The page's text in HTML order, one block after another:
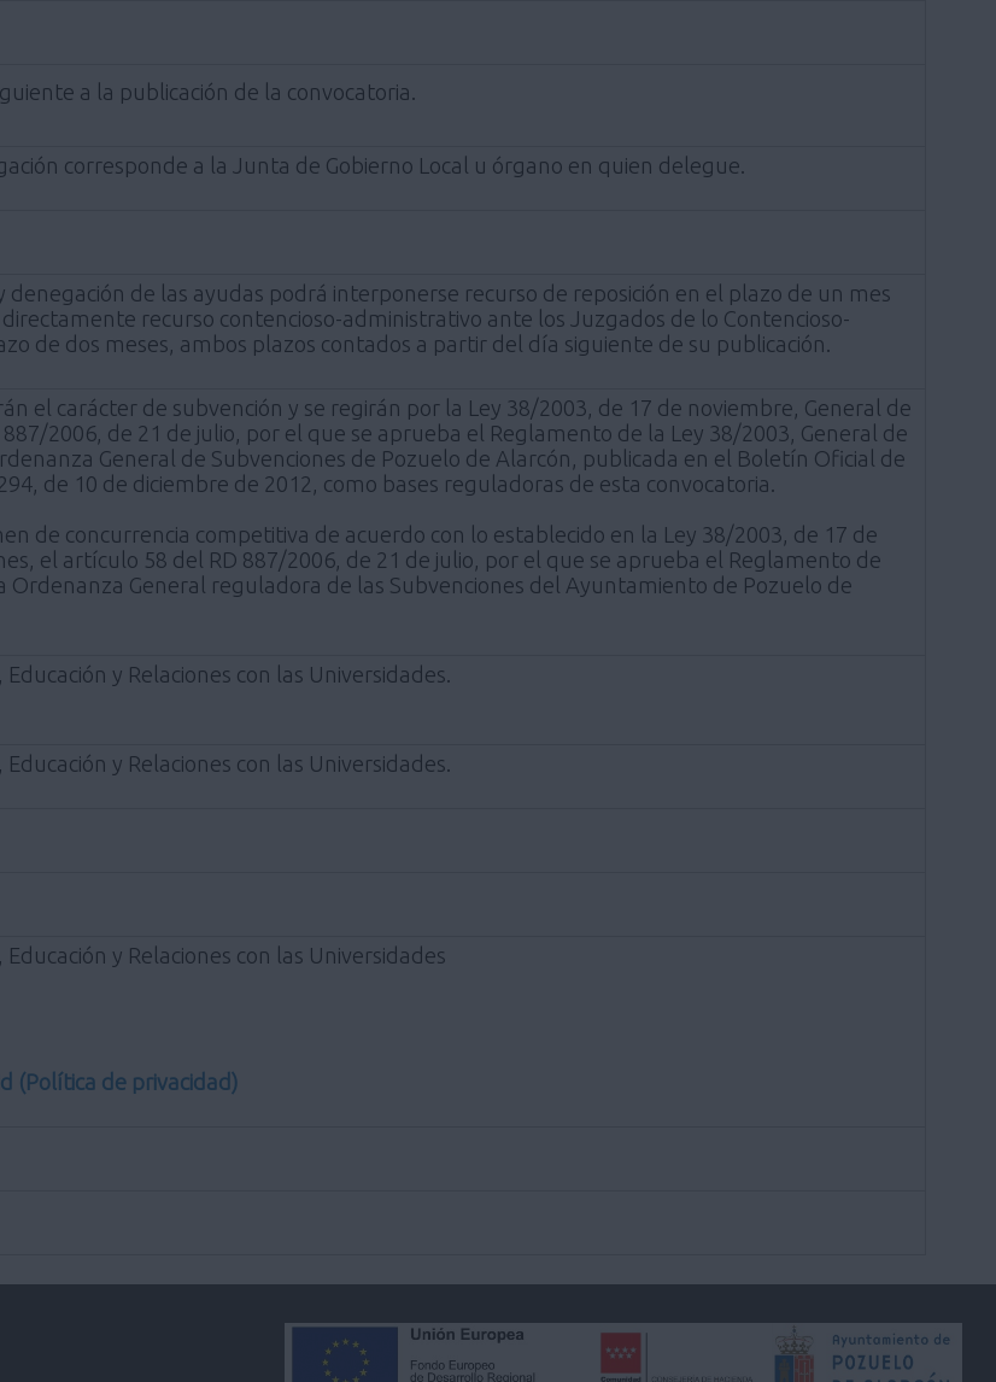
a la publicación de la convocatoria.
corresponde a la Junta de Gobierno Local u órgano en quien delegue.
denegación de las ayudas podrá interponerse recurso de reposición en el plazo de un mes
recurso contencioso-administrativo ante los Juzgados de lo Contencioso-
de dos meses, ambos plazos contados a partir del día siguiente de su publicación.
el carácter de subvención y se regirán por la Ley 38/2003, de 17 de noviembre, General de
2006, de 21 de julio, por el que se aprueba el Reglamento de la Ley 38/2003, General de
General de Subvenciones de Pozuelo de Alarcón, publicada en el Boletín Oficial de
de 10 de diciembre de 2012, como bases reguladoras de esta convocatoria.
de concurrencia competitiva de acuerdo con lo establecido en la Ley 38/2003, de 17 de
el artículo 58 del RD 887/2006, de 21 de julio, por el que se aprueba el Reglamento de
Ordenanza General reguladora de las Subvenciones del Ayuntamiento de Pozuelo de
y Relaciones con las Universidades.
y Relaciones con las Universidades.
y Relaciones con las Universidades
(Política de privacidad)